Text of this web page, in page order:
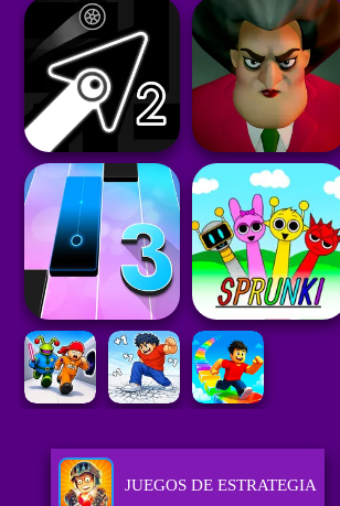
JUEGOS DE ESTRATEGIA